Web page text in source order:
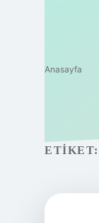
Anasayfa
ETIKET: